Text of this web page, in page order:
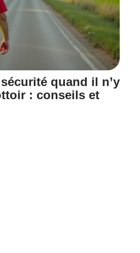
quand il n’y
: conseils et